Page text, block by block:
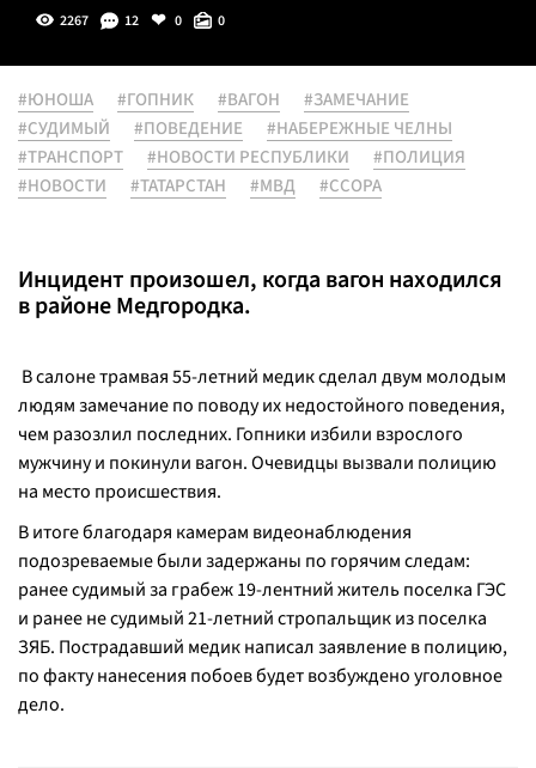
2267 12 0 0
#ЮНОША #ГОПНИК #ВАГОН
#ЗАМЕЧАНИЕ
#СУДИМЫЙ
#ПОВЕДЕНИЕ
#НАБЕРЕЖНЫЕ ЧЕЛНЫ
#ТРАНСПОРТ
#НОВОСТИ РЕСПУБЛИКИ
#ПОЛИЦИЯ
#НОВОСТИ
#ТАТАРСТАН #МВД #ССОРА
Инцидент произошел, когда вагон находился
в районе Медгородка.
В салоне трамвая 55-летний медик сделал двум молодым
людям замечание по поводу их недостойного поведения,
чем разозлил последних. Гопники избили взрослого
мужчину и покинули вагон. Очевидцы вызвали полицию
на место происшествия.
В итоге благодаря камерам видеонаблюдения
подозреваемые были задержаны по горячим следам:
ранее судимый за грабеж 19-лентний житель поселка ГЭС
и ранее не судимый 21-летний стропальщик из поселка
ЗЯБ. Пострадавший медик написал заявление в полицию,
по факту нанесения побоев будет возбуждено уголовное
дело.